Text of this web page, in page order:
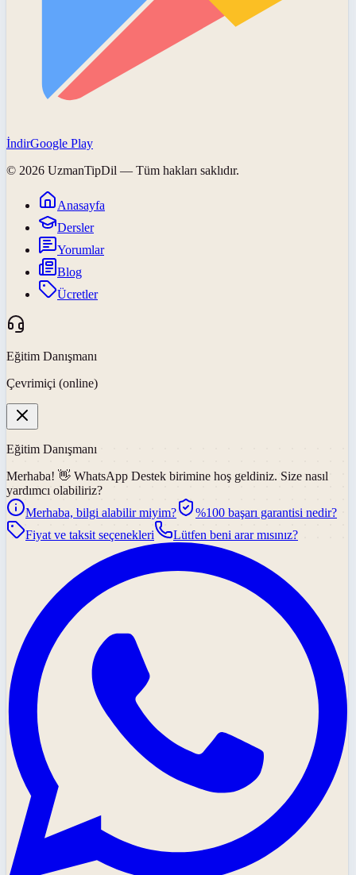
İndirGoogle Play
© 2026 UzmanTipDil — Tüm hakları saklıdır.
Anasayfa
Dersler
Yorumlar
Blog
Ücretler
Eğitim Danışmanı
Çevrimiçi (online)
Eğitim Danışmanı
Merhaba! 👋 WhatsApp Destek birimine hoş geldiniz. Size nasıl
yardımcı olabiliriz?
Merhaba, bilgi alabilir miyim?
%100 başarı garantisi nedir?
Fiyat ve taksit seçenekleri
Lütfen beni arar mısınız?